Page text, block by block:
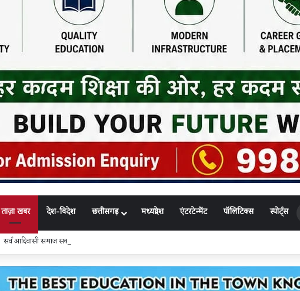
ताज़ा खबर देश-विदेश छत्तीसगढ़ मध्यप्रदेश एंटरटेन्मेंट पॉलिटिक्स स्पोर्ट्स
सर्व आदिवासी समाज सक्ती द्वारा आज मनाया जाएगा विश्व आदिवासी दिवस: प्रदेश व जिला स्तर के पदाधिकारी होंगे शामिल